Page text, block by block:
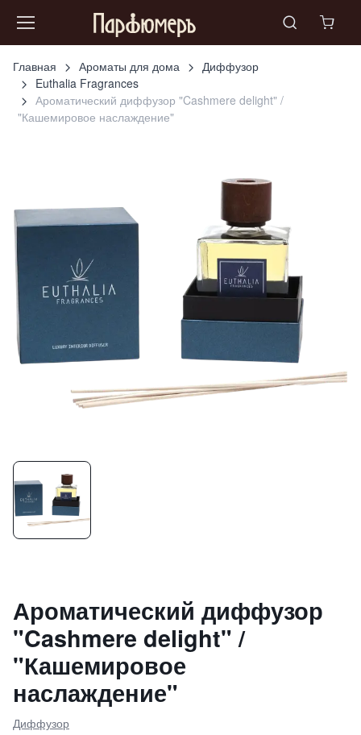
Главная Ароматы для дома
Диффузор
Euthalia Fragrances
Ароматический диффузор "Cashmere delight" /
"Кашемировое наслаждение"
Ароматический диффузор
"Cashmere delight" /
"Кашемировое
наслаждение"
Диффузор